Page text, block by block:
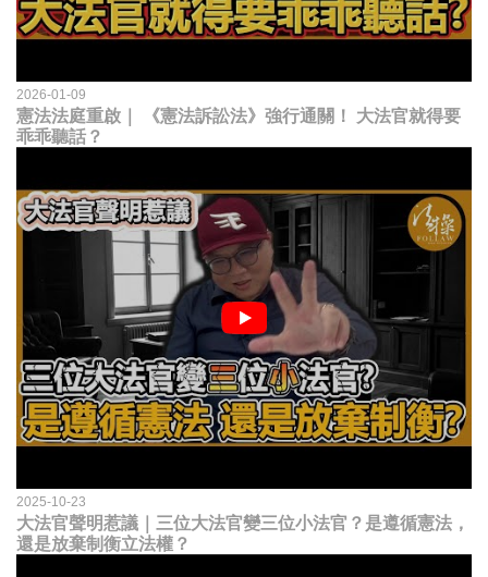
2026-01-09
憲法法庭重啟｜ 《憲法訴訟法》強行通關！ 大法官就得要
乖乖聽話？
2025-10-23
大法官聲明惹議｜三位大法官變三位小法官？是遵循憲法，
還是放棄制衡立法權？